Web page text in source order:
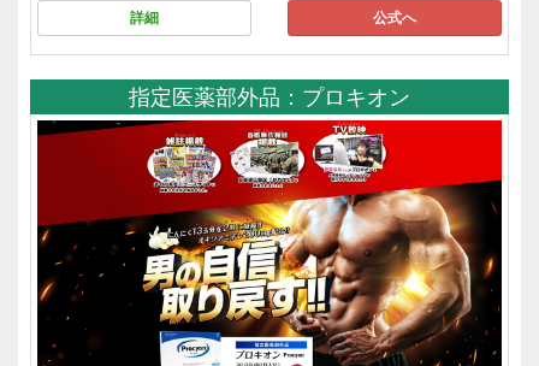
詳細 公式へ
指定医薬部外品：プロキオン